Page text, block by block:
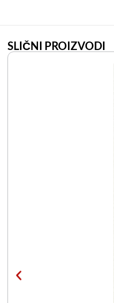
SLIČNI PROIZVODI